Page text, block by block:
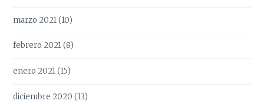
marzo 2021(10)
febrero 2021(8)
enero 2021(15)
diciembre 2020 (13)